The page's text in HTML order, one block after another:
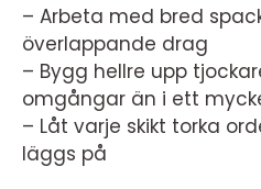
– Arbeta med bred
överlappande drag
– Bygg hellre upp
omgångar än i ett
– Låt varje skikt torka
läggs på